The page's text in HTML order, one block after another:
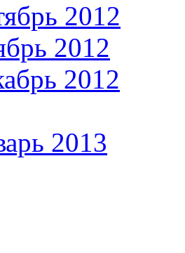
2012
2012
2012
2013